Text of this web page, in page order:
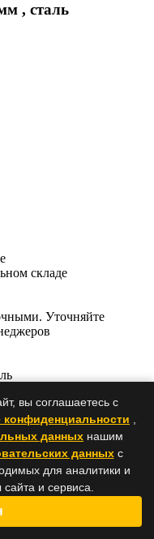
, сталь
складе
Уточняйте
сталь
вы соглашаетесь с
конфиденциальности
данных нашим
данныхс
для аналитики и
и сервиса.